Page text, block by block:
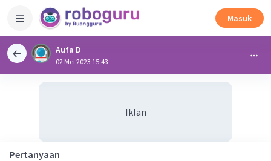
Masuk
Aufa D
02 Mei 2023 15:43
Iklan
Pertanyaan